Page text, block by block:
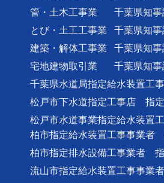
管・土木工事業
千葉県知
とび・土工工事業
千葉県知
建築・解体工事業
千葉県知
宅地建物取引業
千葉県知
千葉県水道局指定給水装置工
松戸市下水道指定工事店 指
松戸市水道事業指定給水装置
柏市指定給水装置工事事業者
柏市指定排水設備工事業者
流山市指定給水装置工事事業